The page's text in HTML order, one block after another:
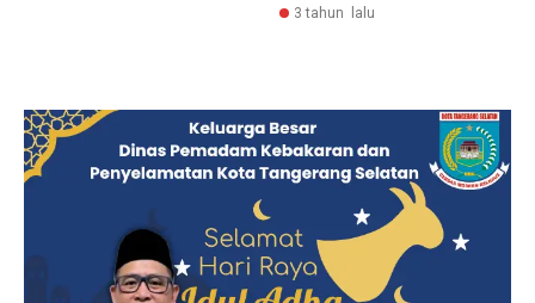
3 tahun lalu